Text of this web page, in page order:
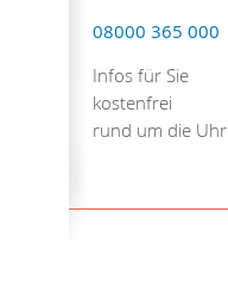
08000 365 000
Infos für Sie
kostenfrei
rund um die Uhr